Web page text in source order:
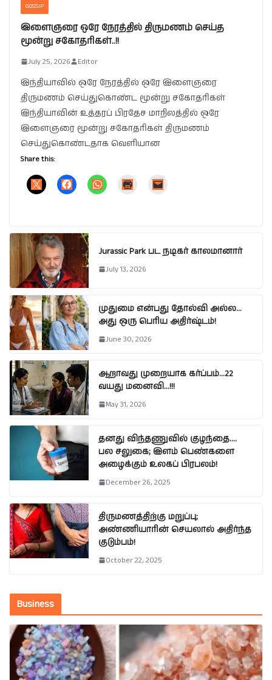
GOSSIP
இளைஞரை ஒரே நேரத்தில் திருமணம் செய்த
மூன்று சகோதரிகள்..!!
July 25, 2026 Editor
இந்தியாவில் ஒரே நேரத்தில் ஒரே இளைஞரை
திருமணம் செய்துகொண்ட மூன்று சகோதரிகள்
இந்தியாவின் உத்தரப் பிரதேச மாநிலத்தில் ஒரே
இளைஞரை மூன்று சகோதரிகள் திருமணம்
செய்துகொண்டதாக வெளியான
Share this:
Jurassic Park பட நடிகர் காலமானார்
July 13, 2026
முதுமை என்பது தோல்வி அல்ல…
அது ஒரு பெரிய அதிர்ஷ்டம்!
June 30, 2026
ஆறாவது முறையாக கர்ப்பம்…22
வயது மனைவி…!!!
May 31, 2026
தனது விந்தணுவில் குழந்தை….
பல சலுகை; இளம் பெண்களை
அழைக்கும் உலகப் பிரபலம்!
December 26, 2025
திருமணத்திற்கு மறுப்பு;
அண்ணியாரின் செயலால் அதிர்ந்த
குடும்பம்!
October 22, 2025
Business